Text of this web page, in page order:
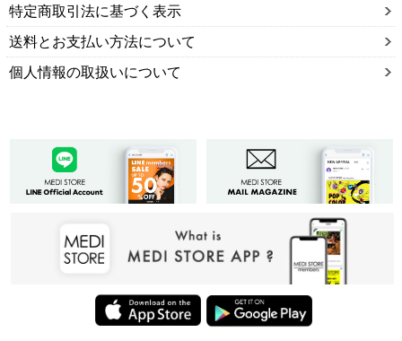
特定商取引法に基づく表示
送料とお支払い方法について
個人情報の取扱いについて